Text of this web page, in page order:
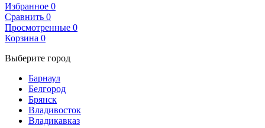
Избранное 0
Сравнить 0
Просмотренные 0
Корзина 0
Выберите город
Барнаул
Белгород
Брянск
Владивосток
Владикавказ